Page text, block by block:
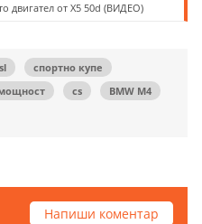
двигател от X5 50d (ВИДЕО)
спортно купе
cs
BMW M4
Напиши коментар